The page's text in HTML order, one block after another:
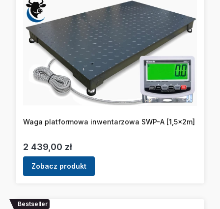
Waga platformowa inwentarzowa SWP-A [1,5x2m]
Cena
2 439,00 zł
Zobacz produkt
Bestseller